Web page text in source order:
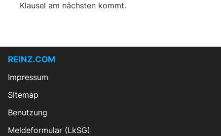
Klausel am nächsten kommt.
REINZ.COM
Impressum
Sitemap
Benutzung
Meldeformular (LkSG)